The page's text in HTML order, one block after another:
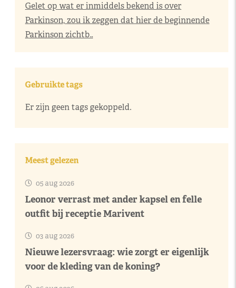
Gelet op wat er inmiddels bekend is over
Parkinson, zou ik zeggen dat hier de beginnende
Parkinson zichtb..
Gebruikte tags
Er zijn geen tags gekoppeld.
Meest gelezen
05 aug 2026
Leonor verrast met ander kapsel en felle
outfit bij receptie Marivent
03 aug 2026
Nieuwe lezersvraag: wie zorgt er eigenlijk
voor de kleding van de koning?